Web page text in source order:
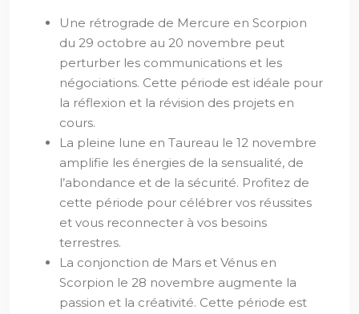
Une rétrograde de Mercure en Scorpion
du 29 octobre au 20 novembre peut
perturber les communications et les
négociations. Cette période est idéale pour
la réflexion et la révision des projets en
cours.
La pleine lune en Taureau le 12 novembre
amplifie les énergies de la sensualité, de
l’abondance et de la sécurité. Profitez de
cette période pour célébrer vos réussites
et vous reconnecter à vos besoins
terrestres.
La conjonction de Mars et Vénus en
Scorpion le 28 novembre augmente la
passion et la créativité. Cette période est